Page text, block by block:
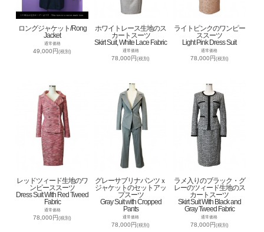
ロングジャケット/Rong
Jacket
通常価格
49,000円(税別)
ホワイトレース生地のス
カートスーツ
Skirt Suit, White Lace Fabric
通常価格
78,000円(税別)
ライトピンクのワンピー
ススーツ
Light Pink Dress Suit
通常価格
78,000円(税別)
レッドツィード生地のワ
ンピーススーツ
Dress Suit With Red Tweed
Fabric
通常価格
78,000円(税別)
グレーサブリナパンツｘ
ジャケットのセットアッ
プスーツ
Gray Suit with Cropped
Pants
通常価格
78,000円(税別)
ラメ入りのブラック・グ
レーのツィード生地のス
カートスーツ
Skirt Suit With Black and
Gray Tweed Fabric
通常価格
78,000円(税別)